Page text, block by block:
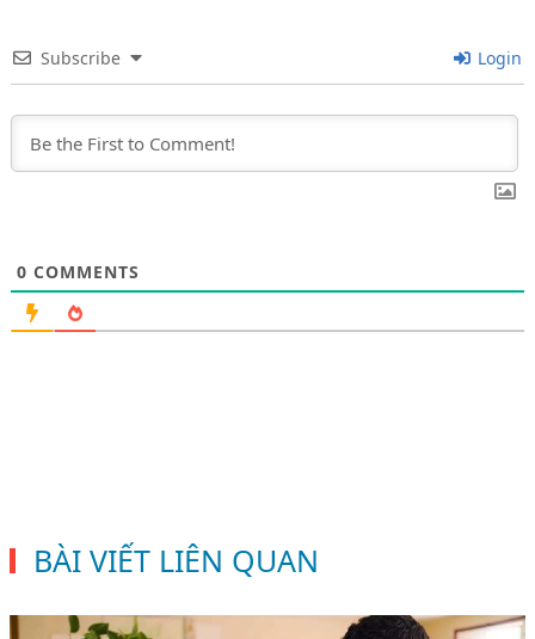
Subscribe Login
0 COMMENTS
BÀI VIẾT LIÊN QUAN